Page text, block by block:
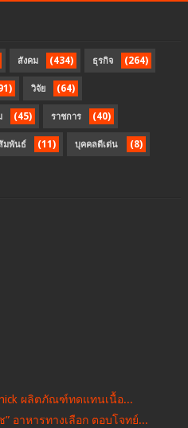
สังคม (434) ธุรกิจ (264)
วิจัย (64)
(45) ราชการ (40)
มพันธ์ (11) บุคคลดีเด่น (8)
ผลิตภัณฑ์ทดแทนเนื้อ...
อาหารทางเลือก ตอบโจทย์...